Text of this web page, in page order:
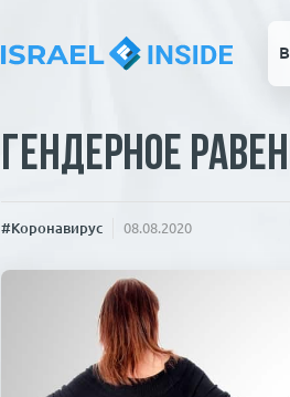
Гендерное
#Коронавирус 08.08.2020